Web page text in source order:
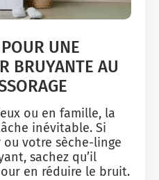
UNE
BRUYANTE AU
ou en famille, la
inévitable. Si
votre sèche-linge
sachez qu’il
en réduire le bruit.